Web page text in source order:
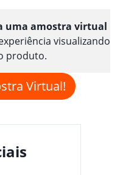
uma amostra virtual
visualizando
produto.
Virtual!